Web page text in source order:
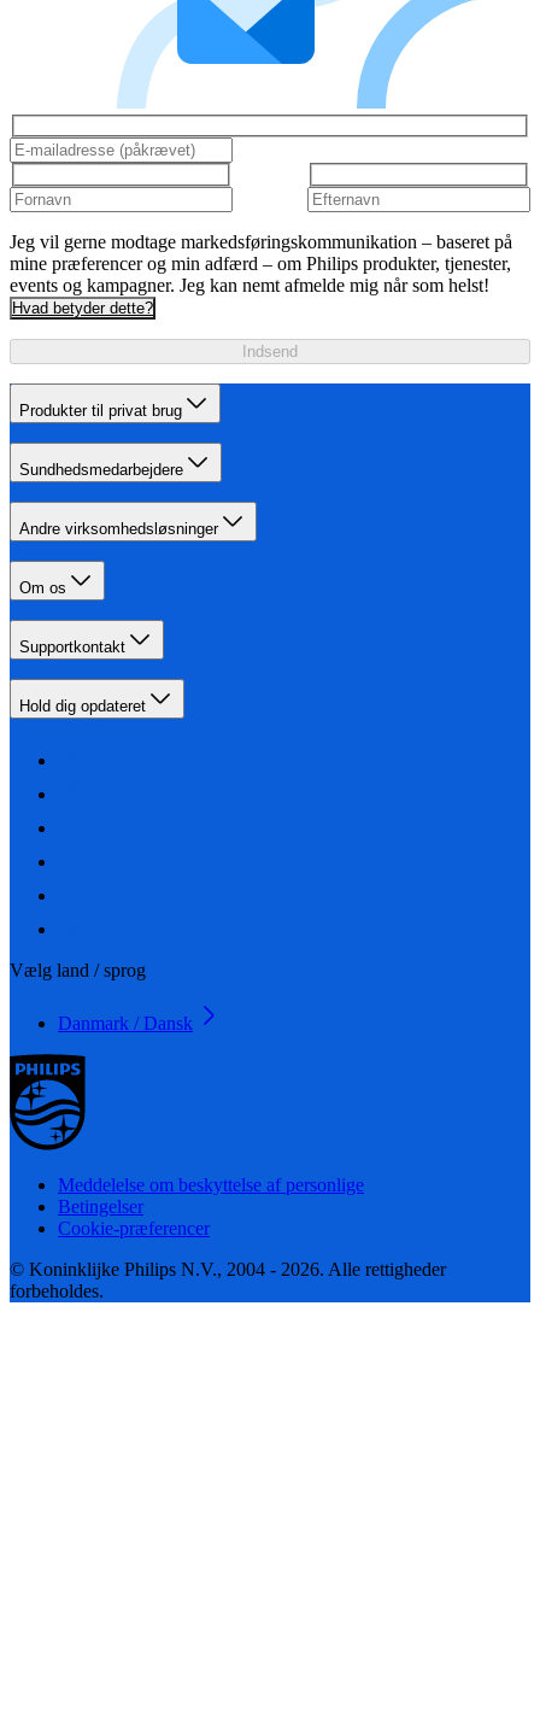
Jeg vil gerne modtage markedsføringskommunikation – baseret på
mine præferencer og min adfærd – om Philips produkter, tjenester,
events og kampagner. Jeg kan nemt afmelde mig når som helst!
Hvad betyder dette?
Indsend
Produkter til privat brug
Sundhedsmedarbejdere
Andre virksomhedsløsninger
Om os
Supportkontakt
Hold dig opdateret
Vælg land / sprog
Danmark / Dansk
Meddelelse om beskyttelse af personlige
Betingelser
Cookie-præferencer
© Koninklijke Philips N.V., 2004 - 2026. Alle rettigheder
forbeholdes.